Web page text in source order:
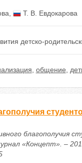
Т. В. Евдокарова
детско-
общение
благополучия
«Концепт». –